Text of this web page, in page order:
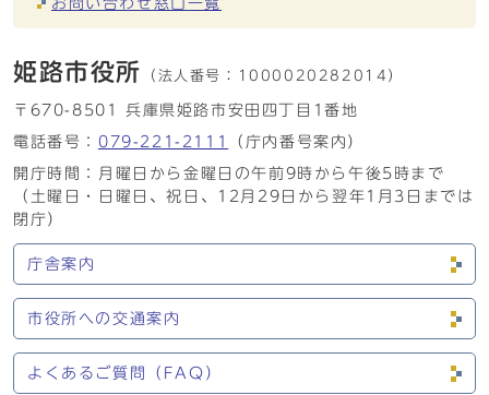
姫路市役所 （法人番号： 1000020282014）
〒670-8501 兵庫県姫路市安田四丁目1番地
電話番号： 079-221-2111
（庁内番号案内）
開庁時間：月曜日から金曜日の午前9時から午後5時まで
（土曜日・日曜日、祝日、12月29日から翌年1月3日までは
閉庁）
庁舎案内
市役所への交通案内
よくあるご質問（FAQ）